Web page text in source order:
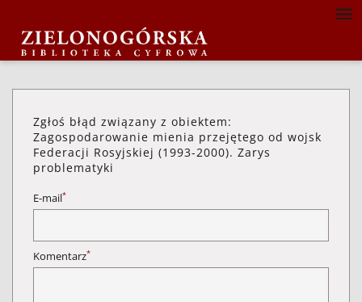
Zgłoś błąd związany z obiektem:
Zagospodarowanie mienia przejętego od wojsk
Federacji Rosyjskiej (1993-2000). Zarys
problematyki
E-mail*
Komentarz*